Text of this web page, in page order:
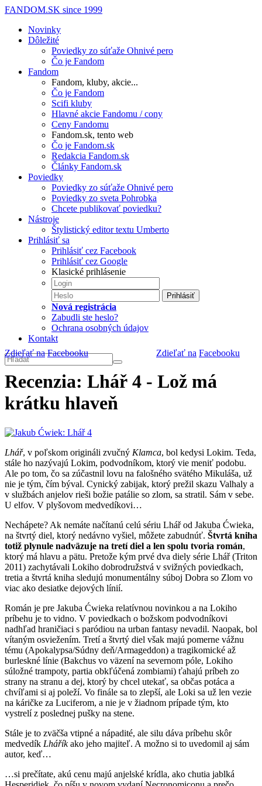
FANDOM.SK since 1999
Novinky
Dôležité
Poviedky zo súťaže Ohnivé pero
Čo je Fandom
Fandom
Fandom, kluby, akcie...
Čo je Fandom
Scifi kluby
Hlavné akcie Fandomu / cony
Ceny Fandomu
Fandom.sk, tento web
Čo je Fandom.sk
Redakcia Fandom.sk
Články Fandom.sk
Poviedky
Poviedky zo súťaže Ohnivé pero
Poviedky zo sveta Pohrobka
Chcete publikovať poviedku?
Nástroje
Štylistický editor textu Umberto
Prihlásiť sa
Prihlásiť cez Facebook
Prihlásiť cez Google
Klasické prihlásenie
Prihlásiť
Nová registrácia
Zabudli ste heslo?
Ochrana osobných údajov
Kontakt
Zdieľať na Facebooku
Zdieľať na Facebooku
Recenzia: Lhář 4 - Lož má
krátku hlaveň
Lhář, v poľskom origináli zvučný Klamca, bol kedysi Lokim. Teda,
stále ho nazývajú Lokim, podvodníkom, ktorý vie meniť podobu.
Ale po tom, čo sa zúčastnil lovu na falošného svätého Mikuláša, už
nie je tým, čím býval. Cynický zabijak, ktorý prežil skazu Valhaly a
v službách anjelov rieši božie patálie so zlom, sa stratil. Sám v sebe.
U elfov. V plyšovom medvedíkovi…
Nechápete? Ak nemáte načítanú celú sériu Lhář od Jakuba Ćwieka,
na štvrtý diel, ktorý nedávno vyšiel, môžete zabudnúť. Štvrtá kniha
totiž plynule nadväzuje na tretí diel a len spolu tvoria román,
ktorý má hlavu a pätu. Pretože kým prvé dva diely série Lhář (Triton
2011) zachytávali Lokiho dobrodružstvá v svižných poviedkach,
tretia a štvrtá kniha sledujú monumentálny súboj Dobra so Zlom vo
viac ako desiatke dejových línií.
Román je pre Jakuba Ćwieka relatívnou novinkou a na Lokiho
príbehu je to vidno. V poviedkach o božskom podvodníkovi
nadhľad hraničiaci s paródiou na urban fantasy nevadil. Naopak, bol
vítaným osviežením. Tretí a štvrtý diel však majú pomerne vážnu
tému (Apokalypsa/Súdny deň/Armageddon) a tragikomické až
burleskné línie (Bakchus vo väzení na severnom póle, Lokiho
súložné trampoty, partia obkľúčená zombiami) ťahajú príbeh zo
strany na stranu a dej, ktorý by chcel utekať, sa občas potáca a
chvíľami si aj poleží. Vo finále sa to zlepší, ale Loki sa už len vezie
na káričke za Luciferom, a nie je v žiadnom prípade tým, kto
vystrelí z poslednej pušky na stene.
Stále je to zväčša vtipné a nápadité, ale silu dáva príbehu skôr
medvedík Lháříkako jeho majiteľ. A možno si to uvedomil aj sám
autor, keď…
…si prečítate, akú cenu majú anjelské krídla, ako chutia jablká